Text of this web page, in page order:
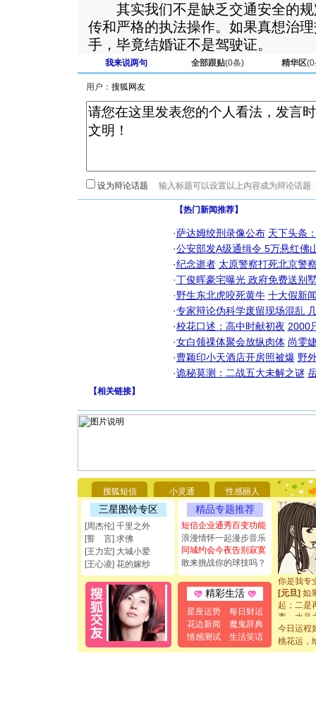
其实我们不是缺乏交通安全的规
传和严格的执法操作。如果真想治
手，毕竟结婚证不是驾驶证。
我来说两句 全部跟贴(0条) 精华区(0
用户：
设为辩论话题
【热门新闻推荐】
·萨达姆绞刑录像公布 天下头条
·公安部发A级通缉令 5万悬红佛
·纪念逝者 太原警察打死北京警
·丁俊晖豪宅曝光 政府免费送别
·野生东北虎咬死黄牛 十大假新
·专家辩论伪科学废留现场混乱
·校花口述：高中时献初夜 2000
·女白领祼体聚会放纵肉体 尚雯
·曹颖印小天酒店开房照被爆 野
·诡秘莫测：二战五大未解之谜
【相关链接】
搜狐短信 小灵通 性感丽人
三星图铃专区
[周杰伦] 千里之外
[誓 言] 求佛
[王力宏] 大城小爱
[王心凌] 花的嫁纱
精品专题推荐
短信企业通秀百变功能
浪漫情怀一起漫步音乐
同城约会今夜告别寂寞
敢来挑战你的球技吗？
精彩生活
星座运势
每日财运
花边新闻
魔鬼辞典
情感测试
生活笑话
你太多，
要平安！
[圣诞节]
能正大光
都要快乐
[圣诞节]
如意,快
[元旦]看
断电。爱
你是我专
[元旦] 如
起；二是
离。水晶
[元旦]当
泣，这痛
今日运程
桃花运，